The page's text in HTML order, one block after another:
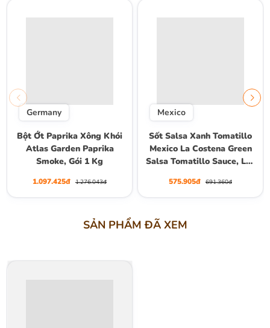
Germany
Bột Ớt Paprika Xông Khói
Atlas Garden Paprika
Smoke, Gói 1 Kg
1.097.425đ 1.276.043đ
Mexico
Sốt Salsa Xanh Tomatillo
Mexico La Costena Green
Salsa Tomatillo Sauce, Lon
575.905đ 691.360đ
SẢN PHẨM ĐÃ XEM